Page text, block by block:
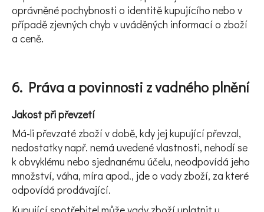
oprávněné pochybnosti o identitě kupujícího nebo v
případě zjevných chyb v uváděných informací o zboží
a ceně.
6. Práva a povinnosti z vadného plnění
Jakost při převzetí
Má-li převzaté zboží v době, kdy jej kupující převzal,
nedostatky např. nemá uvedené vlastnosti, nehodí se
k obvyklému nebo sjednanému účelu, neodpovídá jeho
množství, váha, míra apod., jde o vady zboží, za které
odpovídá prodávající.